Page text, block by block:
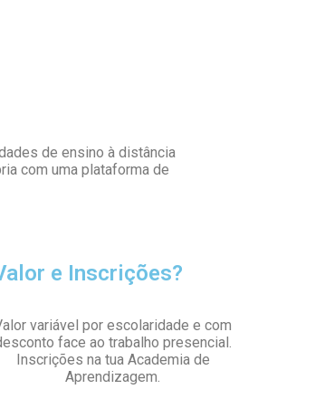
de ensino à distância
com uma plataforma de
e Inscrições?
variável por escolaridade e com
face ao trabalho presencial.
Inscrições na tua Academia de
Aprendizagem.